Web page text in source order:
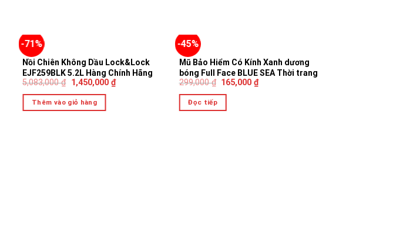
-71%
Nồi Chiên Không Dầu Lock&Lock
EJF259BLK 5.2L Hàng Chính Hãng
5,083,000₫ 1,450,000 ₫
Thêm vào giỏ hàng
-45%
HẾT HÀNG
Mũ Bảo Hiểm Có Kính Xanh dương
bóng Full Face BLUE SEA Thời trang
cá tính Mẫu mới 2023 Chính Hãng
299,000₫ 165,000 ₫
Đọc tiếp